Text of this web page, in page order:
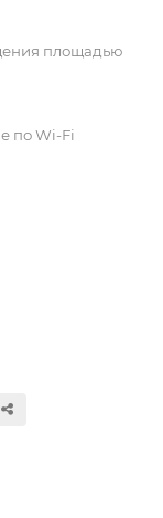
площадью
по Wi-Fi